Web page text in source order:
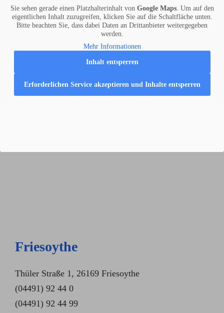
Sie sehen gerade einen Platzhalterinhalt von Google Maps. Um auf den
eigentlichen Inhalt zuzugreifen, klicken Sie auf die Schaltfläche unten.
Bitte beachten Sie, dass dabei Daten an Drittanbieter weitergegeben
werden.
Mehr Informationen
Inhalt entsperren
Erforderlichen Service akzeptieren und Inhalte entsperren
Friesoythe
Thüler Straße 1, 26169 Friesoythe
(04491) 92 44 0
(04491) 92 44 99